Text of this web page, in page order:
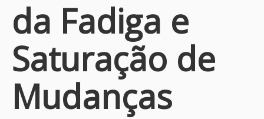
da Fadiga e
Saturação de
Mudanças